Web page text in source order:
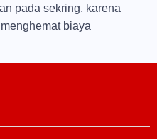
pada sekring, karena
biaya